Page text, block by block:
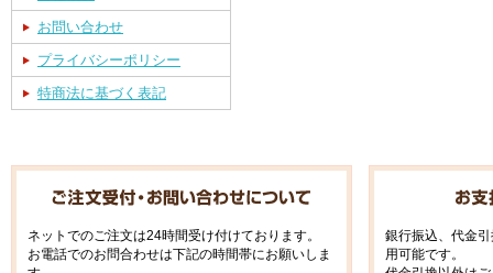
お問い合わせ
プライバシーポリシー
特商法に基づく表記
ネットでのご注文は24時間受け付けております。
お電話でのお問合わせは下記の時間帯にお願いしま
銀行振込、代金
用可能です。